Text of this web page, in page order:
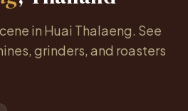
in Huai Thalaeng. See
grinders, and roasters